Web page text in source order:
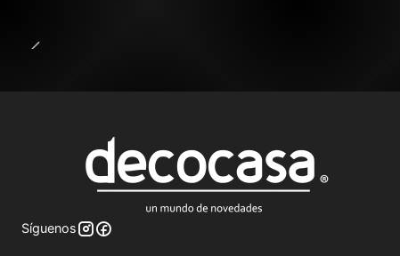
Síguenos